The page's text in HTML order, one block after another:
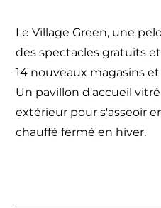
Le Village Green, une
des spectacles gratuits
14 nouveaux magasins
Un pavillon d'accueil
extérieur pour s'asseoir
chauffé fermé en hiver.